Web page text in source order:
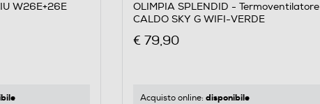
W26E+26E
OLIMPIA SPLENDID - Termoventilatore
CALDO SKY G WIFI-VERDE
€ 79,90
Acquisto online: disponibile